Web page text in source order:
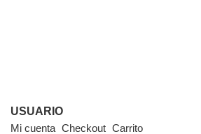
USUARIO
Mi cuenta Checkout Carrito